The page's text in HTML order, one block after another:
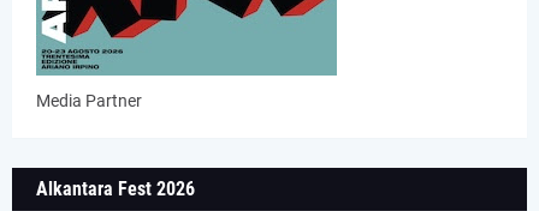
Media Partner
Alkantara Fest 2026